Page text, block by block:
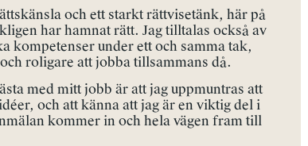
och ett starkt rättvisetänk, här på
har hamnat rätt. Jag tilltalas också av
kompetenser under ett och samma tak,
roligare att jobba tillsammans då.
med mitt jobb är att jag uppmuntras att
och att känna att jag är en viktig del i
kommer in och hela vägen fram till